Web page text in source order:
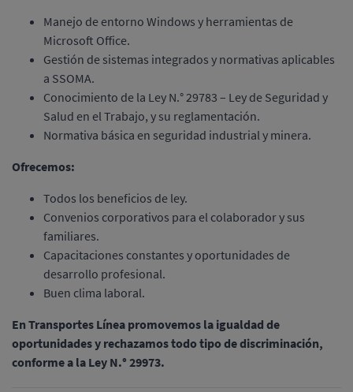
Manejo de entorno Windows y herramientas de
Microsoft Office.
Gestión de sistemas integrados y normativas aplicables
a SSOMA.
Conocimiento de la Ley N.° 29783 – Ley de Seguridad y
Salud en el Trabajo, y su reglamentación.
Normativa básica en seguridad industrial y minera.
Ofrecemos:
Todos los beneficios de ley.
Convenios corporativos para el colaborador y sus
familiares.
Capacitaciones constantes y oportunidades de
desarrollo profesional.
Buen clima laboral.
En Transportes Línea promovemos la igualdad de
oportunidades y rechazamos todo tipo de discriminación,
conforme a la Ley N.° 29973.